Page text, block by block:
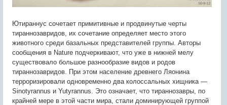
Ютираннус сочетает примитивные и продвинутые черты
тираннозавридов, их сочетание определяет место этого
животного среди базальных представителей группы. Авторы
сообщения в Nature подчеркивают, что уже в нижней мелу
существовало большое разнообразие видов и родов
тираннозавридов. При этом население древнего Ляонина
терроризировали одновременно два колоссальных хищника —
Sinotyrannus и Yutyrannus. Это означает, что тираннозавры, по
крайней мере в этой части мира, стали доминирующей группой